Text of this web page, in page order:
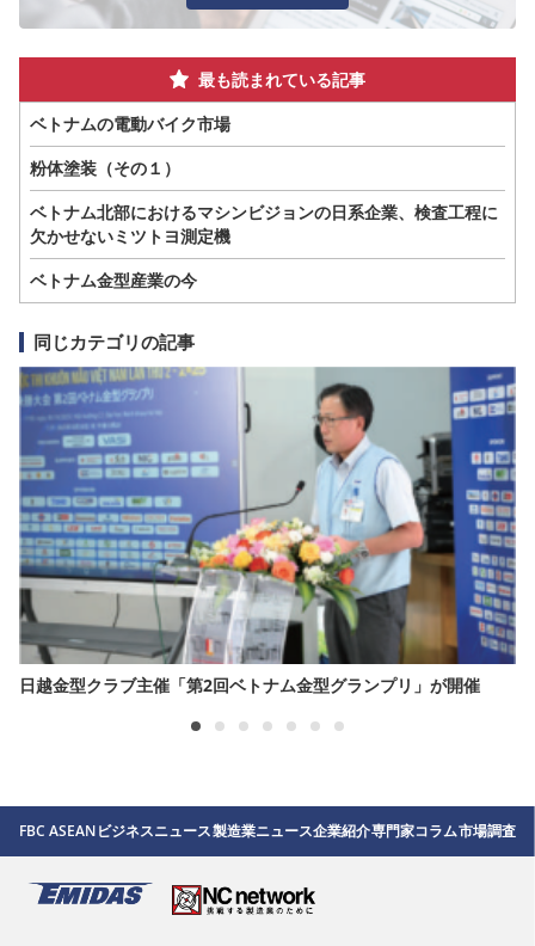
最も読まれている記事
ベトナムの電動バイク市場
粉体塗装（その１）
ベトナム北部におけるマシンビジョンの日系企業、検査工程に
欠かせないミツトヨ測定機
ベトナム金型産業の今
同じカテゴリの記事
日越金型クラブ主催「第2回ベトナム金型グランプリ」が開催
FBC ASEANビジネスニュース製造業ニュース企業紹介専門家コラム市場調査